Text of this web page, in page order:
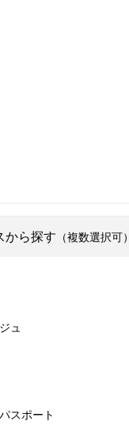
から探す （複数選択可）
ュ
スポート